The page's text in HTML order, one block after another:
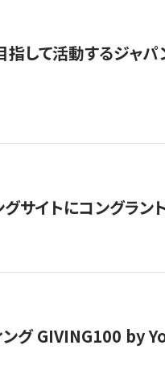
して活動するジャパ
サイトにコングラン
ング GIVING100 by